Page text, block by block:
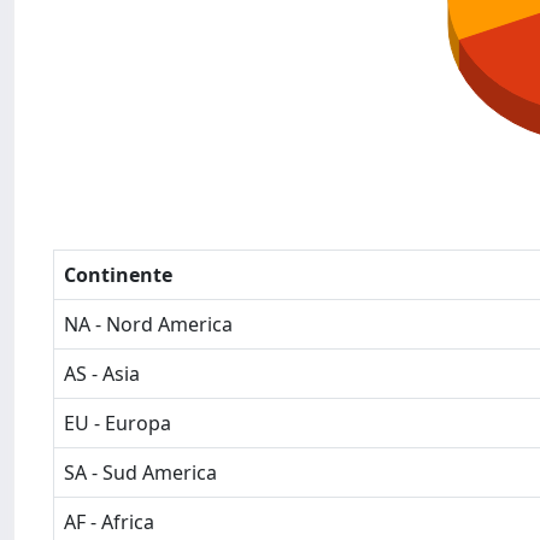
Continente
NA - Nord America
AS - Asia
EU - Europa
SA - Sud America
AF - Africa